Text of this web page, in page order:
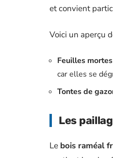
et convient
Voici un aperçu
Feuilles mortes
car elles se
Tontes de
Les
Le bois raméal